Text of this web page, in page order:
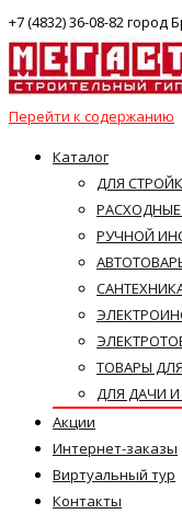
+7 (4832) 36-08-82
Перейти к содержанию
Каталог
ДЛЯ
РУЧНОЙ
ТОВАРЫ
ДЛЯ ДАЧИ
Акции
Интернет-заказы
Виртуальный тур
Контакты